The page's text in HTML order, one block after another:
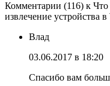
Комментарии (116) к Что
извлечение устройства
Влад
03.06.2017 в 18:20
Спасибо вам